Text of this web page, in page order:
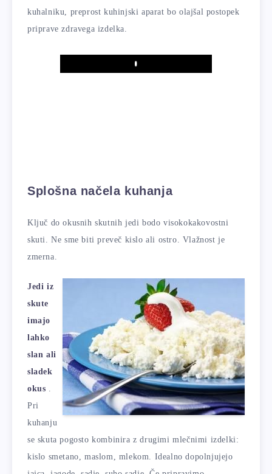
kuhalniku, preprost kuhinjski aparat bo olajšal postopek
priprave zdravega izdelka.
Play
Splošna načela kuhanja
Ključ do okusnih skutnih jedi bodo visokokakovostni
skuti. Ne sme biti preveč kislo ali ostro. Vlažnost je
zmerna.
Jedi iz
skute
imajo
lahko
slan ali
sladek
okus .
Pri
kuhanju
se skuta pogosto kombinira z drugimi mlečnimi izdelki:
kislo smetano, maslom, mlekom. Idealno dopolnjujejo